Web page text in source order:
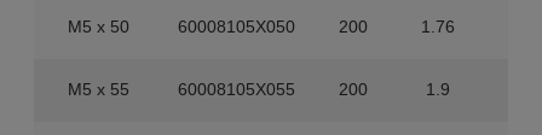
M5 x 50 60008105X050 200 1.76
M5 x 55 60008105X055 200 1.9